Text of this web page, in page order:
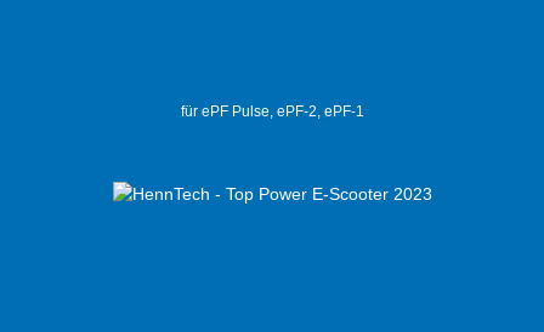
für ePF Pulse, ePF-2, ePF-1